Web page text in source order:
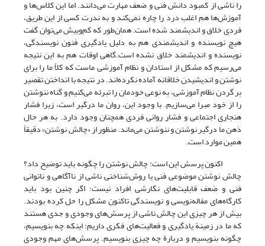
را ناشی از کمبود دانش فنی و ضعف مهارت می‌دانند. اما این کلاس‌ها و
آموزش‌ها هم اغلب درد را چاره نمی‌کند و به ندرت کسی از این طریق،
فردی خلاق و اندیشمند شده است. همان‌طور که کم‌وبیش می‌توان گفت
هیچ نویسنده و اندیشمندی هم به دلیل یادگیری فنون نویسندگی،
نویسنده و اندیشمند خلاق نشده است.گاهی اوقات هم به این نتیجه
می‌رسیم که مشکل از استادان و نظام آموزشی ماست که کلاً ما را برای
نوشتن و اندیشیدن خلاقانه آماده نکرده‌اند. در نتیجه با انداختن تقصیر
بر گردن نظام آموزشی، به نوعی خودمان را تبرئه می‌کنیم و گناه ننوشتن
را از خود مبرا می‌سازیم. با وجود این، روان ما درگیر است، زیرا فشار
هنجاری اجتماعی و فشار روانی فردی همچنان وجود دارد. به هر حال
ذهن ما درگیر نوشتن و ننوشتن می‌ماند. منظور از «چالش نوشتن» دقیقاً
همین موارد است.
اکنون پرسش این است: چالش نوشتن را چگونه باید توضیح داد؟
چالش نوشتن موضوعی فنی یا روش‌شناختی ناشی از ناآگاهی و ناتوانی
فنی و ضعف قابلیت‌های نگارشی افراد نیست؛ اگر چنین بود باید
کارگاه‌های مقاله‌نویسی و نویسندگی تاکنون مشکل را حل کرده بودند.
بیش از هر چیزی این چالش ناشی از پرسش‌های وجودی و جدی هستند
که ما در زمینة یادگیری و فعالیت‌های فکری داریم؛ اینکه چه بنویسیم،
چگونه بنویسیم و دربارة چه چیزی بنویسیم. پرسش‌های مهم وجودی